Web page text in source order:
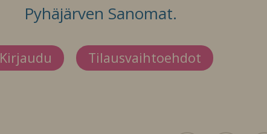
Pyhäjärven Sanomat.
Kirjaudu Tilausvaihtoehdot